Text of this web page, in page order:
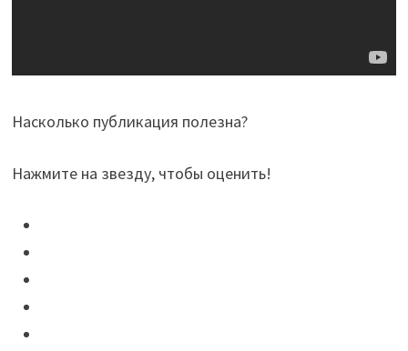
Насколько публикация полезна?
Нажмите на звезду, чтобы оценить!